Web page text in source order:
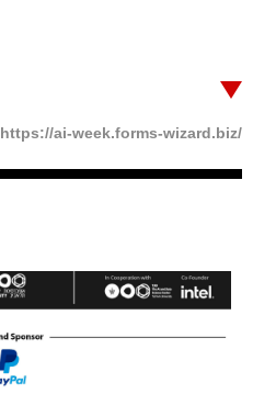
https://ai-week.forms-wizard.biz/